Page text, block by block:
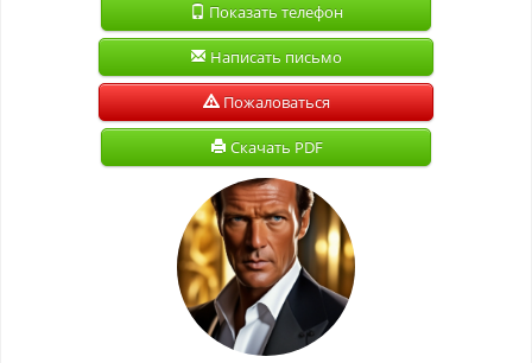
Показать телефон
Написать письмо
Пожаловаться
Скачать PDF